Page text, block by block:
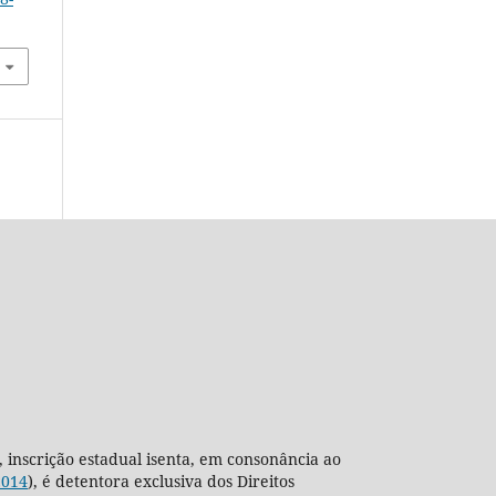
inscrição estadual isenta, em consonância ao
), é detentora exclusiva dos Direitos